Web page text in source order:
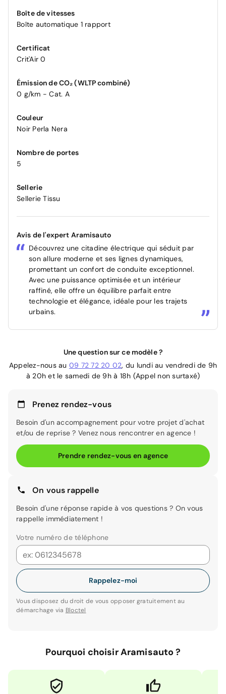
Boîte de vitesses
Boîte automatique 1 rapport
Certificat
Crit'Air 0
Émission de CO₂ (WLTP combiné)
0 g/km - Cat. A
Couleur
Noir Perla Nera
Nombre de portes
5
Sellerie
Sellerie Tissu
Avis de l'expert Aramisauto
Découvrez une citadine électrique qui séduit par
son allure moderne et ses lignes dynamiques,
promettant un confort de conduite exceptionnel.
Avec une puissance optimisée et un intérieur
raffiné, elle offre un équilibre parfait entre
technologie et élégance, idéale pour les trajets
urbains.
Une question sur ce modèle ?
Appelez-nous au 09 72 72 20 02, du lundi au vendredi de 9h
à 20h et le samedi de 9h à 18h (Appel non surtaxé)
Prenez rendez-vous
Besoin d'un accompagnement pour votre projet d'achat
et/ou de reprise ? Venez nous rencontrer en agence !
Prendre rendez-vous en agence
On vous rappelle
Besoin d'une réponse rapide à vos questions ? On vous
rappelle immédiatement !
Votre numéro de téléphone
Rappelez-moi
Vous disposez du droit de vous opposer gratuitement au
démarchage via Bloctel
Pourquoi choisir Aramisauto ?